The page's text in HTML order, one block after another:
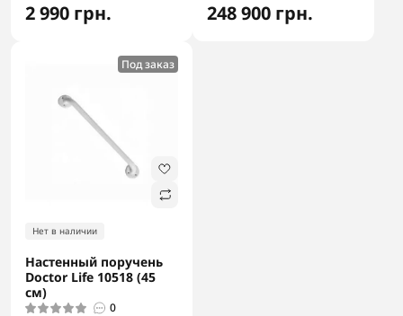
2 990 грн. 248 900 грн.
Под заказ
Нет в наличии
Настенный поручень
Doctor Life 10518 (45
см)
0